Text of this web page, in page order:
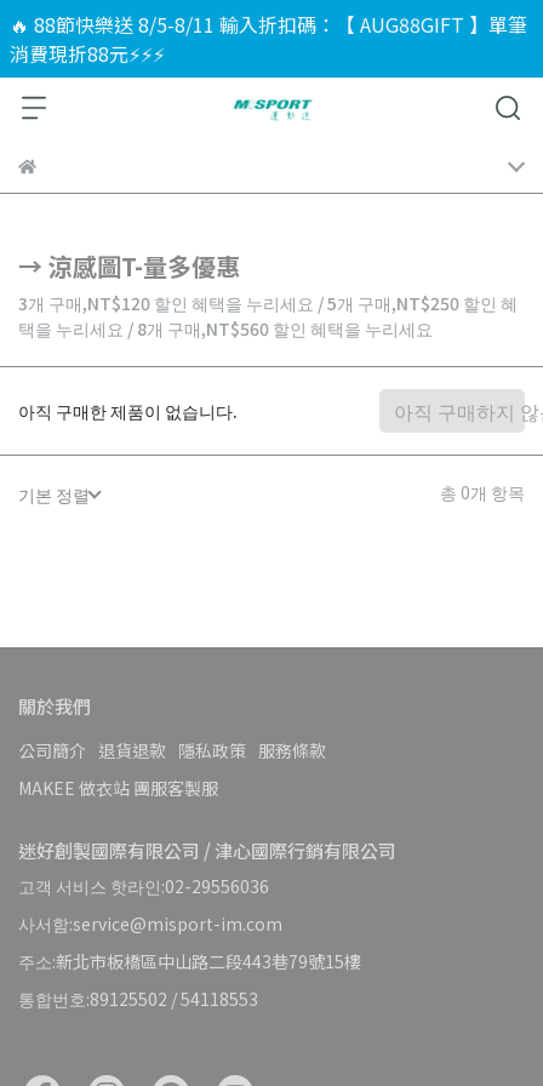
🔥 88節快樂送 8/5-8/11 輸入折扣碼：【 AUG88GIFT 】單筆
消費現折88元⚡⚡⚡
→ 涼感圖T-量多優惠
3개 구매,NT$120 할인 혜택을 누리세요 /5개 구매,NT$250 할인 혜
택을 누리세요 / 8개 구매,NT$560 할인 혜택을 누리세요
아직 구매한 제품이 없습니다. 아직 구매하지
기본 정렬 총 0개 항목
關於我們
公司簡介 退貨退款 隱私政策 服務條款
MAKEE 做衣站 團服客製服
迷好創製國際有限公司 / 津心國際行銷有限公司
고객 서비스 핫라인:02-29556036
사서함:service@misport-im.com
주소:新北市板橋區中山路二段443巷79號15樓
통합번호:89125502 / 54118553